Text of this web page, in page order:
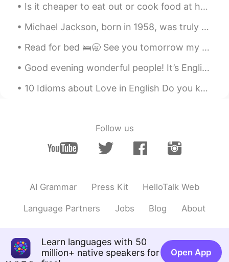
息子さん、背が伸びましたね〜！😊✨
rikoriko 2019.06.22 04:59
JP EN
きな過ごし方です。息子さんかわいいです
Is it cheaper to eat out or cook food at home in your country? In America, it is definitely chea...
Michael Jackson, born in 1958, was truly a music legend. He became a superstar at the age of elev...
Read for bed 🛌🥱 See you tomorrow my friends😪 Leve me a message 📲 I love reading them when I wak...
Good evening wonderful people! It’s English practice time soon. Send me a message if you would l...
10 Idioms about Love in English Do you know what love is? Everyone would answer that question di...
Follow us
AI Grammar Press Kit HelloTalk Web
Language Partners Jobs Blog About
Learn languages with 50
million+ native speakers for
Open App